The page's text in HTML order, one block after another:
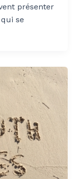
présenter
se